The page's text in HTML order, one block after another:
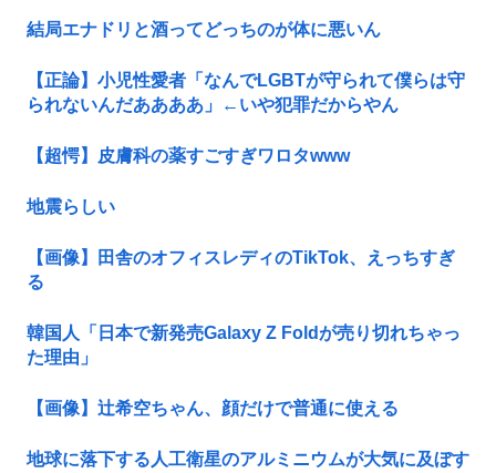
結局エナドリと酒ってどっちのが体に悪いん
【正論】小児性愛者「なんでLGBTが守られて僕らは守
られないんだああああ」←いや犯罪だからやん
【超愕】皮膚科の薬すごすぎワロタwww
地震らしい
【画像】田舎のオフィスレディのTikTok、えっちすぎ
る
韓国人「日本で新発売Galaxy Z Foldが売り切れちゃっ
た理由」
【画像】辻希空ちゃん、顔だけで普通に使える
地球に落下する人工衛星のアルミニウムが大気に及ぼす